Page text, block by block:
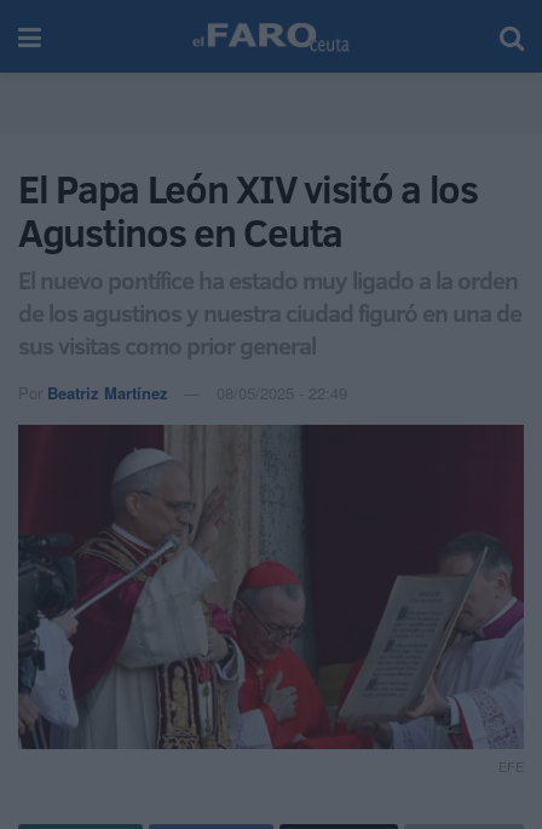
El Papa León XIV visitó a los
Agustinos en Ceuta
El nuevo pontífice ha estado muy ligado a la orden
de los agustinos y nuestra ciudad figuró en una de
sus visitas como prior general
Por Beatriz Martínez 08/05/2025 - 22:49
EFE